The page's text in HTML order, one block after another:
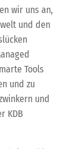
wir uns an,
und den
Tools
und zu
und
KDB